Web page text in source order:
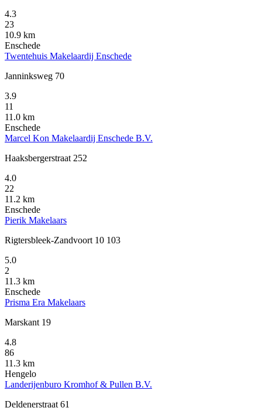
4.3
23
10.9 km
Enschede
Twentehuis Makelaardij Enschede
Janninksweg 70
3.9
11
11.0 km
Enschede
Marcel Kon Makelaardij Enschede B.V.
Haaksbergerstraat 252
4.0
22
11.2 km
Enschede
Pierik Makelaars
Rigtersbleek-Zandvoort 10 103
5.0
2
11.3 km
Enschede
Prisma Era Makelaars
Marskant 19
4.8
86
11.3 km
Hengelo
Landerijenburo Kromhof & Pullen B.V.
Deldenerstraat 61